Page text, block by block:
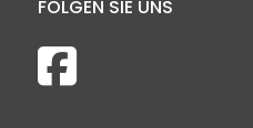
FOLGEN SIE UNS